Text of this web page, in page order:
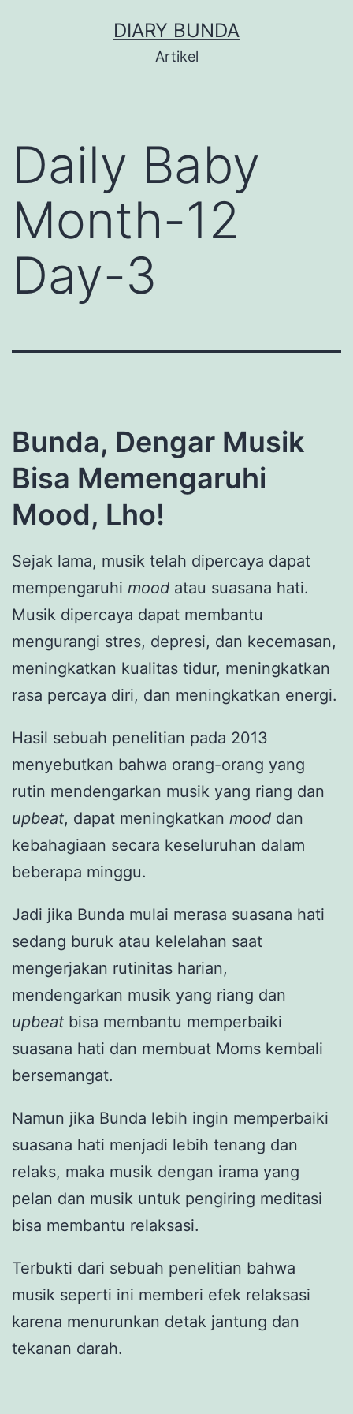
DIARY BUNDA
Artikel
Daily Baby
Month-12
Day-3
Bunda, Dengar Musik
Bisa Memengaruhi
Mood, Lho!
Sejak lama, musik telah dipercaya dapat
mempengaruhi mood atau suasana hati.
Musik dipercaya dapat membantu
mengurangi stres, depresi, dan kecemasan,
meningkatkan kualitas tidur, meningkatkan
rasa percaya diri, dan meningkatkan energi.
Hasil sebuah penelitian pada 2013
menyebutkan bahwa orang-orang yang
rutin mendengarkan musik yang riang dan
upbeat, dapat meningkatkan mood dan
kebahagiaan secara keseluruhan dalam
beberapa minggu.
Jadi jika Bunda mulai merasa suasana hati
sedang buruk atau kelelahan saat
mengerjakan rutinitas harian,
mendengarkan musik yang riang dan
upbeat bisa membantu memperbaiki
suasana hati dan membuat Moms kembali
bersemangat.
Namun jika Bunda lebih ingin memperbaiki
suasana hati menjadi lebih tenang dan
relaks, maka musik dengan irama yang
pelan dan musik untuk pengiring meditasi
bisa membantu relaksasi.
Terbukti dari sebuah penelitian bahwa
musik seperti ini memberi efek relaksasi
karena menurunkan detak jantung dan
tekanan darah.